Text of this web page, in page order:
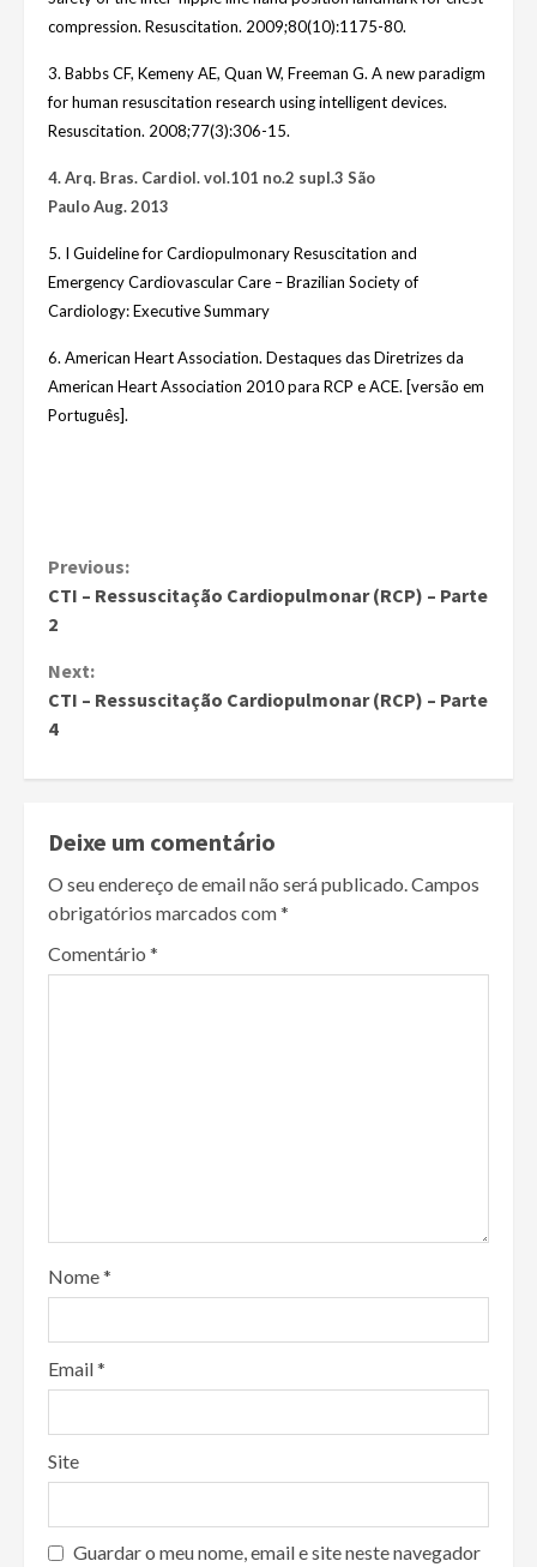
compression. Resuscitation. 2009;80(10):1175-80.
3. Babbs CF, Kemeny AE, Quan W, Freeman G. A new paradigm
for human resuscitation research using intelligent devices.
Resuscitation. 2008;77(3):306-15.
4. Arq. Bras. Cardiol. vol.101 no.2 supl.3 São
Paulo Aug. 2013
5. I Guideline for Cardiopulmonary Resuscitation and
Emergency Cardiovascular Care – Brazilian Society of
Cardiology: Executive Summary
6. American Heart Association. Destaques das Diretrizes da
American Heart Association 2010 para RCP e ACE. [versão em
Português].
Continue
Reading
Previous:
CTI – Ressuscitação Cardiopulmonar (RCP) – Parte
2
Next:
CTI – Ressuscitação Cardiopulmonar (RCP) – Parte
4
Deixe um comentário
O seu endereço de email não será publicado.Campos
obrigatórios marcados com*
Comentário *
Nome*
Email*
Site
Guardar o meu nome, email e site neste navegador